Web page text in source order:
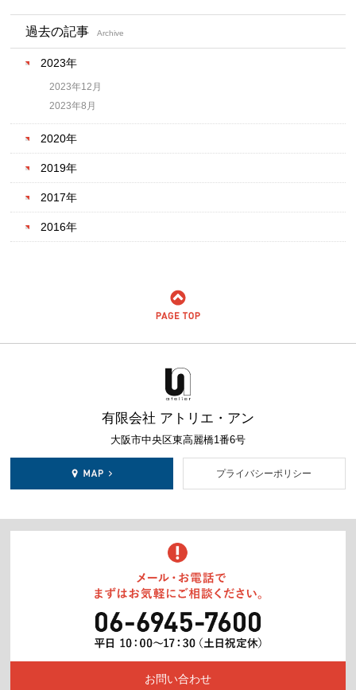
過去の記事 Archive
2023年
2023年12月
2023年8月
2020年
2019年
2017年
2016年
有限会社 アトリエ・アン
大阪市中央区東高麗橋1番6号
プライバシーポリシー
お問い合わせ